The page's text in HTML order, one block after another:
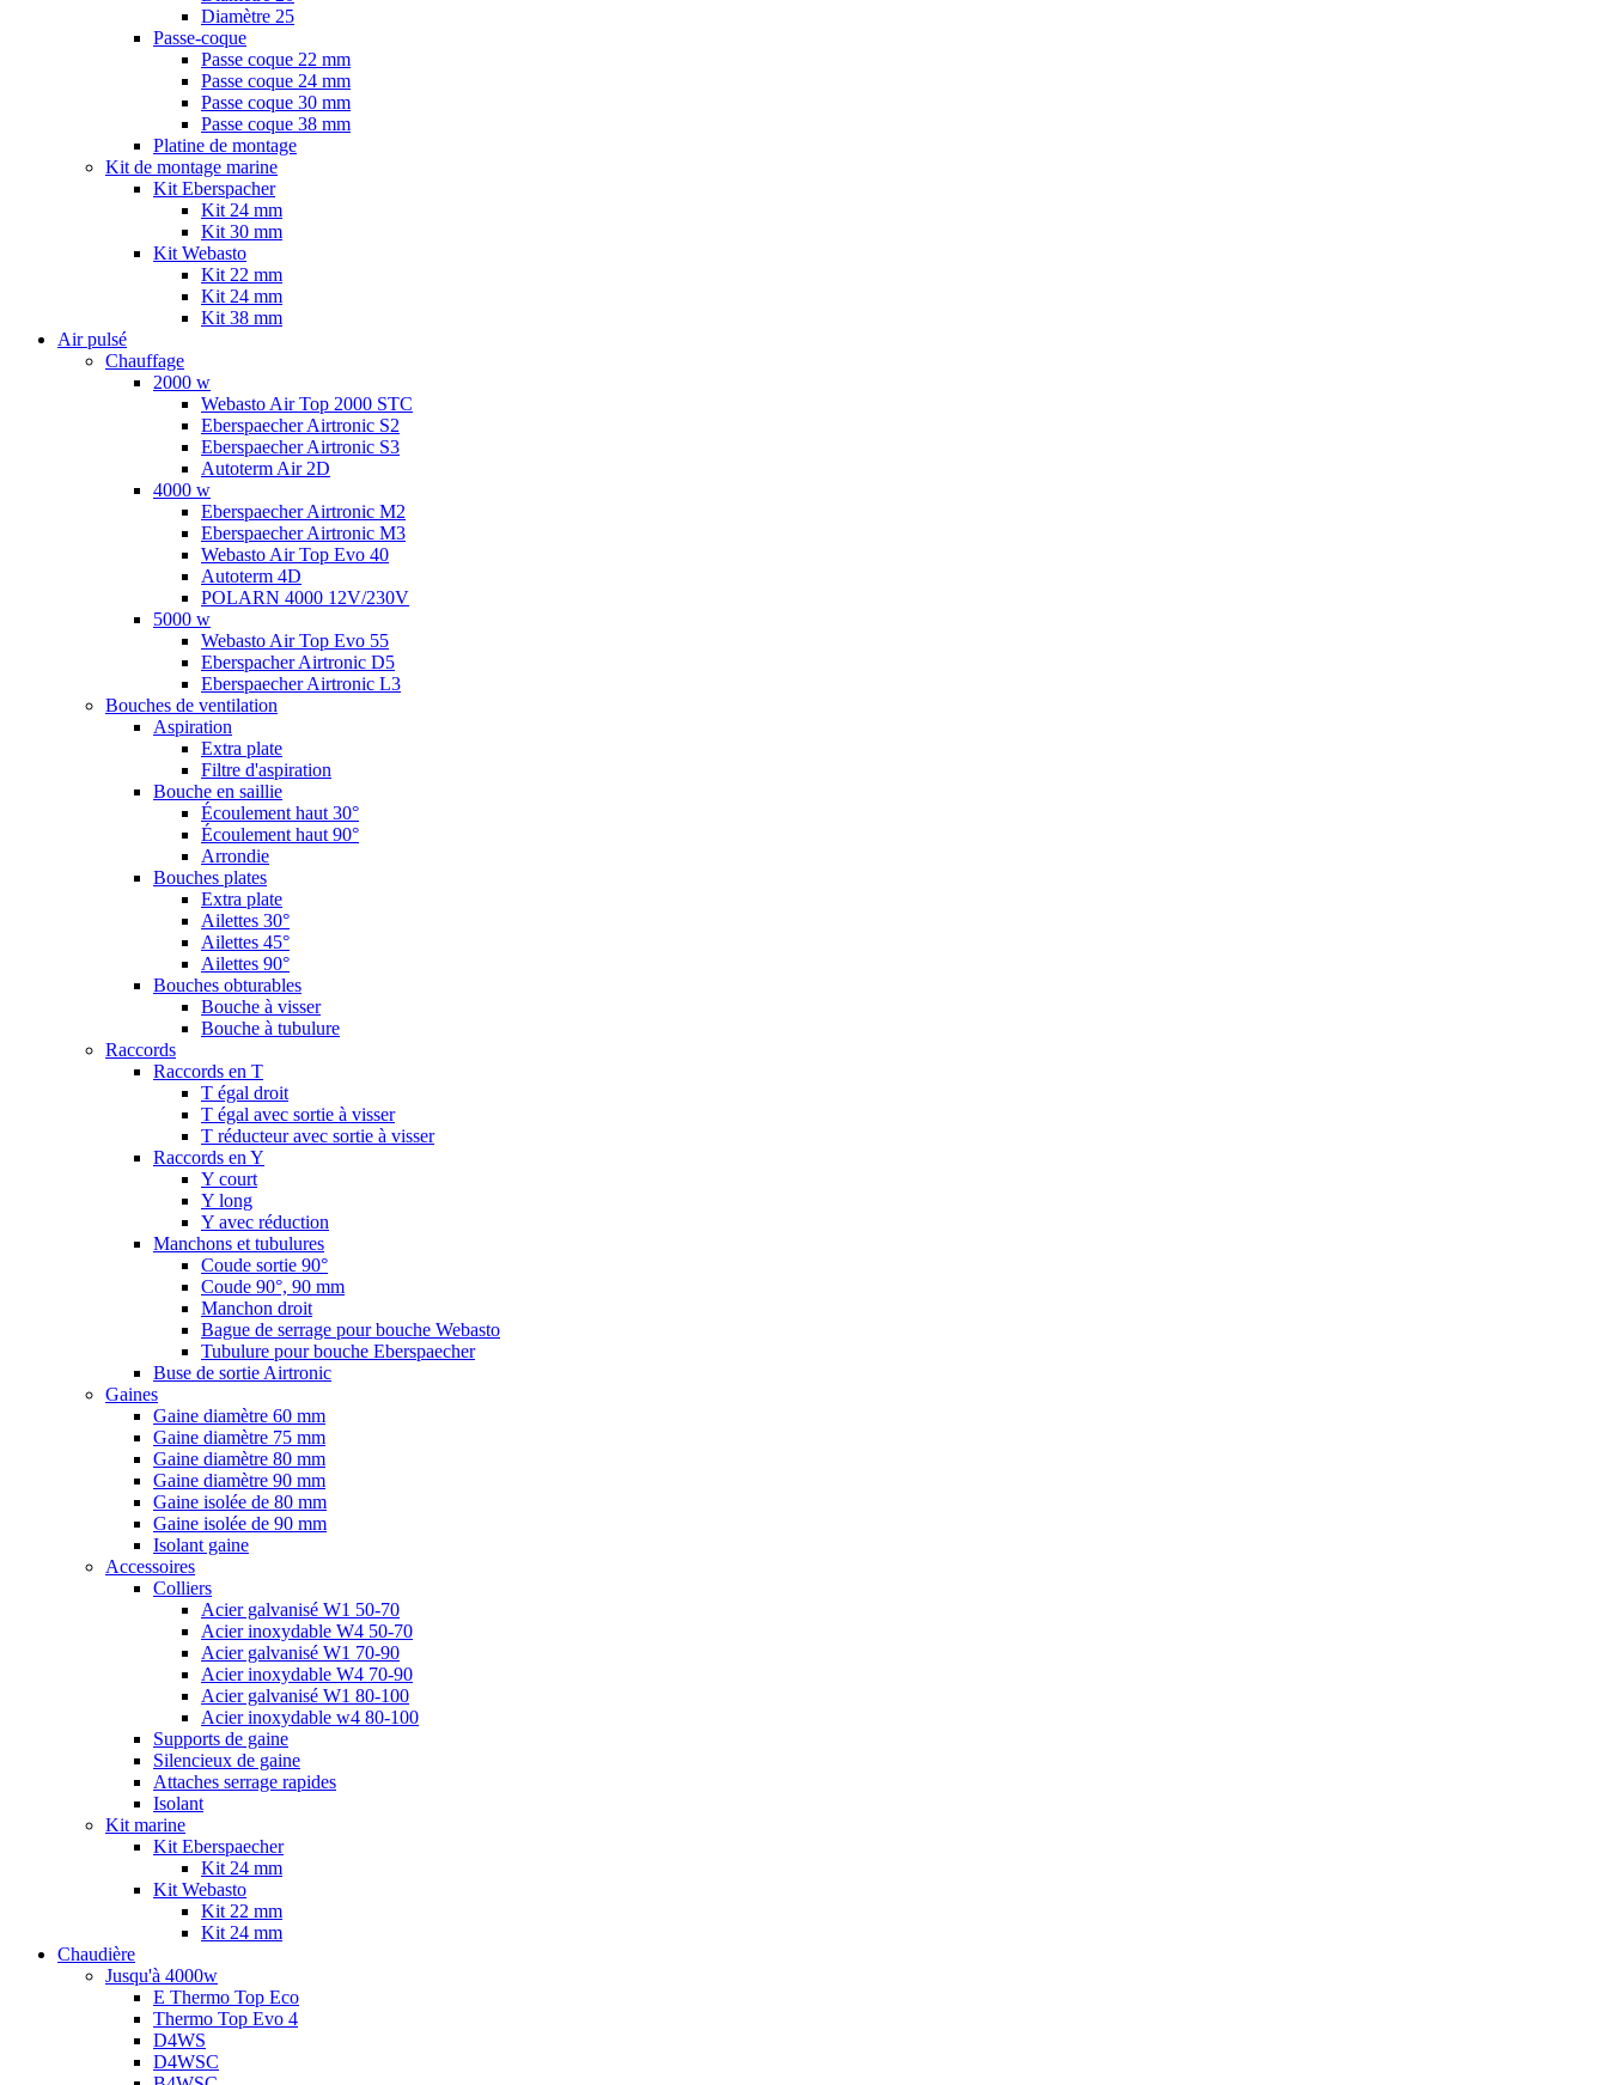
Diamètre 25
Passe-coque
Passe coque 22 mm
Passe coque 24 mm
Passe coque 30 mm
Passe coque 38 mm
Platine de montage
Kit de montage marine
Kit Eberspacher
Kit 24 mm
Kit 30 mm
Kit Webasto
Kit 22 mm
Kit 24 mm
Kit 38 mm
Air pulsé
Chauffage
2000 w
Webasto Air Top 2000 STC
Eberspaecher Airtronic S2
Eberspaecher Airtronic S3
Autoterm Air 2D
4000 w
Eberspaecher Airtronic M2
Eberspaecher Airtronic M3
Webasto Air Top Evo 40
Autoterm 4D
POLARN 4000 12V/230V
5000 w
Webasto Air Top Evo 55
Eberspacher Airtronic D5
Eberspaecher Airtronic L3
Bouches de ventilation
Aspiration
Extra plate
Filtre d'aspiration
Bouche en saillie
Écoulement haut 30°
Écoulement haut 90°
Arrondie
Bouches plates
Extra plate
Ailettes 30°
Ailettes 45°
Ailettes 90°
Bouches obturables
Bouche à visser
Bouche à tubulure
Raccords
Raccords en T
T égal droit
T égal avec sortie à visser
T réducteur avec sortie à visser
Raccords en Y
Y court
Y long
Y avec réduction
Manchons et tubulures
Coude sortie 90°
Coude 90°, 90 mm
Manchon droit
Bague de serrage pour bouche Webasto
Tubulure pour bouche Eberspaecher
Buse de sortie Airtronic
Gaines
Gaine diamètre 60 mm
Gaine diamètre 75 mm
Gaine diamètre 80 mm
Gaine diamètre 90 mm
Gaine isolée de 80 mm
Gaine isolée de 90 mm
Isolant gaine
Accessoires
Colliers
Acier galvanisé W1 50-70
Acier inoxydable W4 50-70
Acier galvanisé W1 70-90
Acier inoxydable W4 70-90
Acier galvanisé W1 80-100
Acier inoxydable w4 80-100
Supports de gaine
Silencieux de gaine
Attaches serrage rapides
Isolant
Kit marine
Kit Eberspaecher
Kit 24 mm
Kit Webasto
Kit 22 mm
Kit 24 mm
Chaudière
Jusqu'à 4000w
E Thermo Top Eco
Thermo Top Evo 4
D4WS
D4WSC